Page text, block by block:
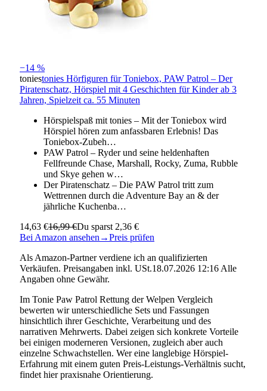
−14 %
toniestonies Hörfiguren für Toniebox, PAW Patrol – Der
Piratenschatz, Hörspiel mit 4 Geschichten für Kinder ab 3
Jahren, Spielzeit ca. 55 Minuten
Hörspielspaß mit tonies – Mit der Toniebox wird
Hörspiel hören zum anfassbaren Erlebnis! Das
Toniebox-Zubeh…
PAW Patrol – Ryder und seine heldenhaften
Fellfreunde Chase, Marshall, Rocky, Zuma, Rubble
und Skye gehen w…
Der Piratenschatz – Die PAW Patrol tritt zum
Wettrennen durch die Adventure Bay an & der
jährliche Kuchenba…
14,63 €16,99 €Du sparst 2,36 €
Bei Amazon ansehen →Preis prüfen
Als Amazon-Partner verdiene ich an qualifizierten
Verkäufen. Preisangaben inkl. USt.18.07.2026 12:16 Alle
Angaben ohne Gewähr.
Im Tonie Paw Patrol Rettung der Welpen Vergleich
bewerten wir unterschiedliche Sets und Fassungen
hinsichtlich ihrer Geschichte, Verarbeitung und des
narrativen Mehrwerts. Dabei zeigen sich konkrete Vorteile
bei einigen moderneren Versionen, zugleich aber auch
einzelne Schwachstellen. Wer eine langlebige Hörspiel-
Erfahrung mit einem guten Preis-Leistungs-Verhältnis sucht,
findet hier praxisnahe Orientierung.